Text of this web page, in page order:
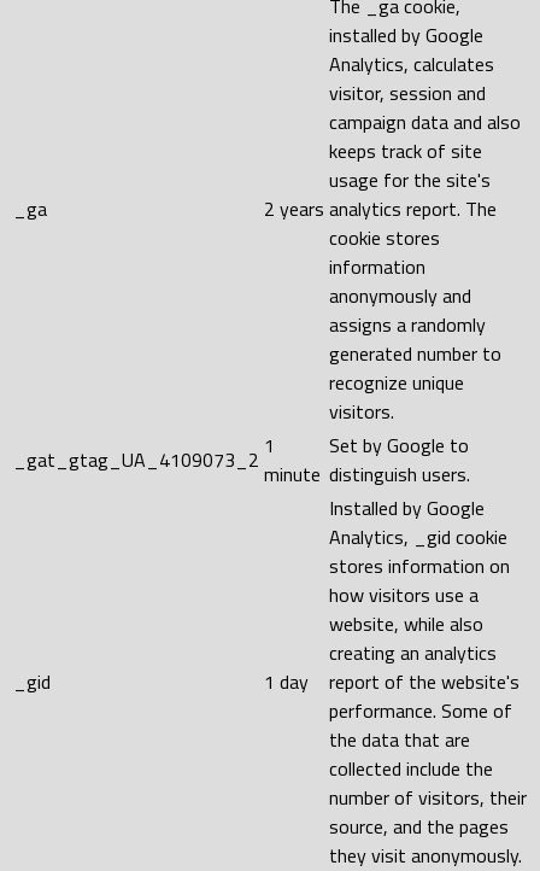
_ga 2 years
The _ga cookie,
installed by Google
Analytics, calculates
visitor, session and
campaign data and also
keeps track of site
usage for the site's
analytics report. The
cookie stores
information
anonymously and
assigns a randomly
generated number to
recognize unique
visitors.
_gat_gtag_UA_4109073_2 1
minute
Set by Google to
distinguish users.
_gid 1 day
Installed by Google
Analytics, _gid cookie
stores information on
how visitors use a
website, while also
creating an analytics
report of the website's
performance. Some of
the data that are
collected include the
number of visitors, their
source, and the pages
they visit anonymously.